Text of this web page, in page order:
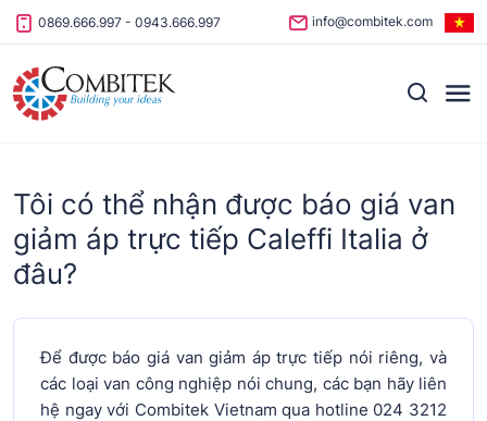
Skip to content
0869.666.997 - 0943.666.997 info@combitek.com
Tôi có thể nhận được báo giá van
giảm áp trực tiếp Caleffi Italia ở
đâu?
Để được báo giá van giảm áp trực tiếp nói riêng, và
các loại van công nghiệp nói chung, các bạn hãy liên
hệ ngay với Combitek Vietnam qua hotline 024 3212